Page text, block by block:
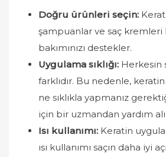
Doğru ürünleri seçin:
şampuanlar ve saç kremleri
bakımınızı destekler.
Uygulama sıklığı: Herkesin
farklıdır. Bu nedenle, keratin
ne sıklıkla yapmanız
için bir uzmandan yardım
Isı kullanımı: Keratin
ısı kullanımı saçın daha iyi